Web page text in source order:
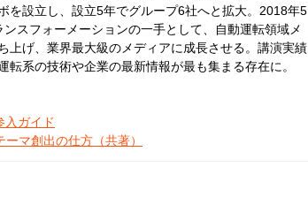
を設立し、設立5年でグループ6社へと拡大。2018年5
スフォーメーションの一手として、自動運転領域メ
上げ、業界最大級のメディアに成長させる。講演実績
転系の技術や企業の最新情報が最も集まる存在に。
入ガイド
マ創出の仕方（共著）